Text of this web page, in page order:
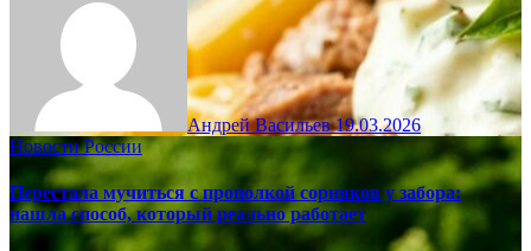
Андрей Васильев19.03.2026
Новости России
Перестала мучиться с прополкой сорняков у забора:
нашла способ, который реально работает